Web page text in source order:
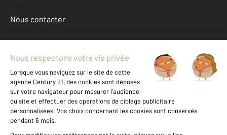
Nous contacter
Mentions légales & CGU et Barèmes d'honoraires
Données personnelles
Gestionnaire des cookies